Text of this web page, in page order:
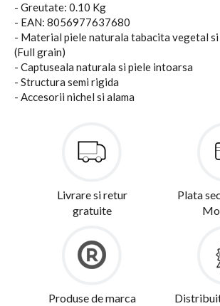
- Greutate: 0.10 Kg
- EAN: 8056977637680
- Material piele naturala tabacita vegetal si
(Full grain)
- Captuseala naturala si piele intoarsa
- Structura semi rigida
- Accesorii nichel si alama
Livrare si retur
gratuite
Plata
Produse de marca